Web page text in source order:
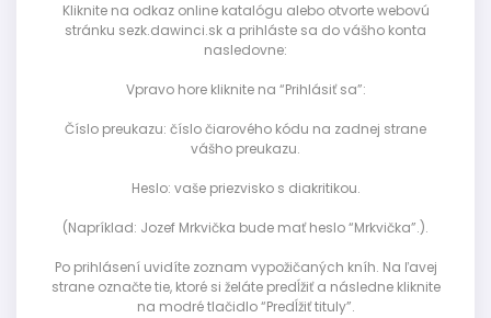
Kliknite na odkaz online katalógu alebo otvorte webovú
stránku sezk.dawinci.sk a prihláste sa do vášho konta
nasledovne:
Vpravo hore kliknite na “Prihlásiť sa”:
Číslo preukazu: číslo čiarového kódu na zadnej strane
vášho preukazu.
Heslo: vaše priezvisko s diakritikou.
(Napríklad: Jozef Mrkvička bude mať heslo “Mrkvička”.).
Po prihlásení uvidíte zoznam vypožičaných kníh. Na ľavej
strane označte tie, ktoré si želáte predĺžiť a následne kliknite
na modré tlačidlo “Predĺžiť tituly”.